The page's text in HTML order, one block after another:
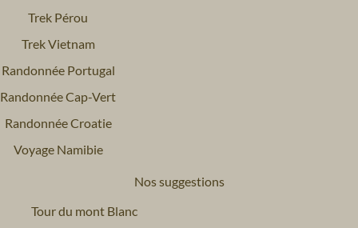
Trek Pérou
Trek Vietnam
Randonnée Portugal
Randonnée Cap-Vert
Randonnée Croatie
Voyage Namibie
Nos suggestions
Tour du mont Blanc